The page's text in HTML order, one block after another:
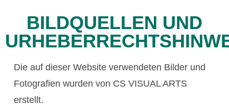
BILDQUELLEN UND
Die auf dieser Website verwendeten Bilder und
Fotografien wurden von CS VISUAL ARTS
erstellt.